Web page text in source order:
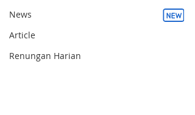
News
Article
Renungan Harian